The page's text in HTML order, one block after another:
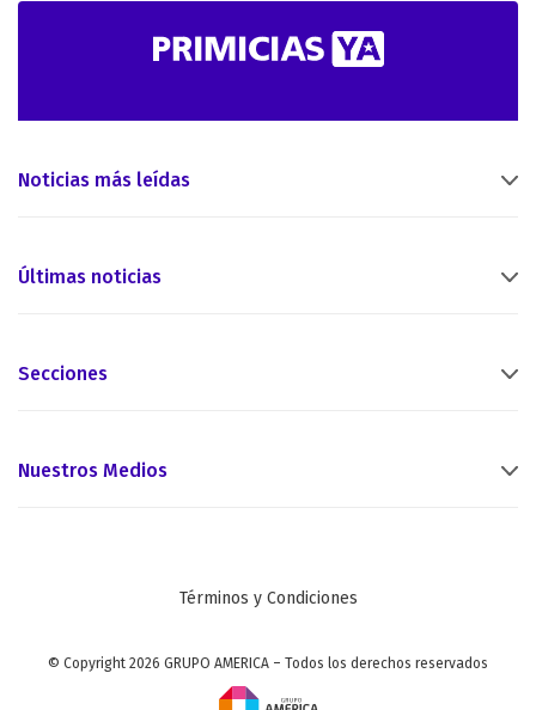
Noticias más leídas
Últimas noticias
Secciones
Nuestros Medios
Términos y Condiciones
© Copyright 2026 GRUPO AMERICA – Todos los derechos reservados